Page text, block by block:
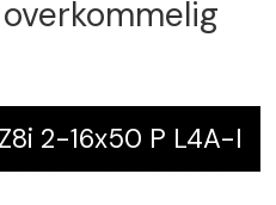
2-16x50 P L4A-I